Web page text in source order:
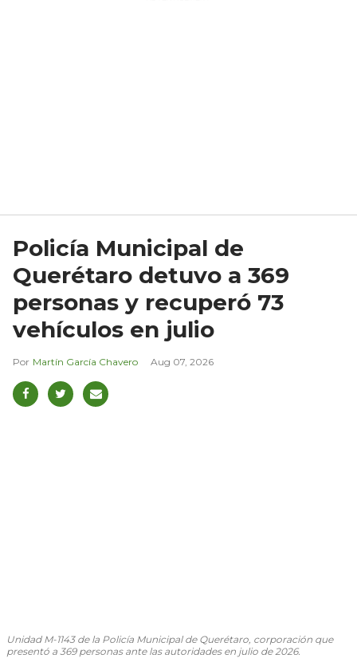
Policía Municipal de
Querétaro detuvo a 369
personas y recuperó 73
vehículos en julio
Martín García Chavero Aug 07, 2026
Unidad M-1143 de la Policía Municipal de Querétaro, corporación que
presentó a 369 personas ante las autoridades en julio de 2026.